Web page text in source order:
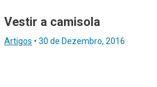
Vestir a camisola
Artigos • 30 de Dezembro, 2016